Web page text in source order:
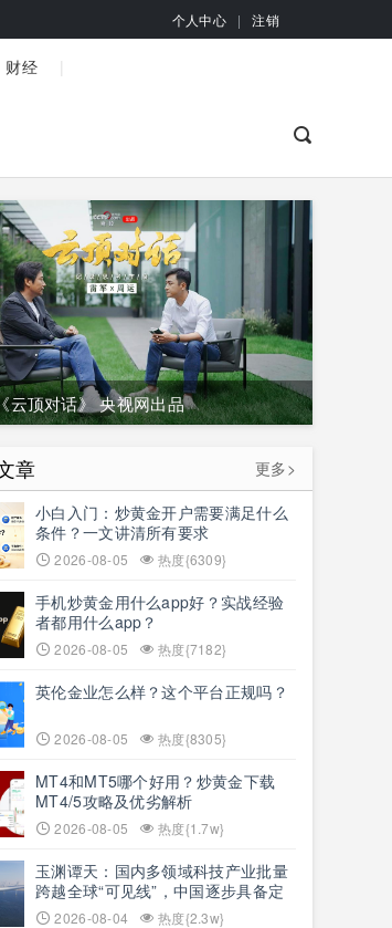
个人中心 | 注销
财经
云顶对话》 央视网出品
章
更多>
小白入门：炒黄金开户需要满足什么
条件？一文讲清所有要求
2026-08-05 热度{6309}
手机炒黄金用什么app好？实战经验
者都用什么app？
2026-08-05 热度{7182}
英伦金业怎么样？这个平台正规吗？
2026-08-05 热度{8305}
MT4和MT5哪个好用？炒黄金下载
MT4/5攻略及优劣解析
2026-08-05 热度{1.7w}
玉渊谭天：国内多领域科技产业批量
跨越全球“可见线”，中国逐步具备定
义全球新产品与产业方向的能力
2026-08-04 热度{2.3w}